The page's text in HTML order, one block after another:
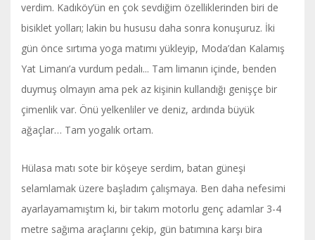
verdim. Kadıköy’ün en çok sevdiğim özelliklerinden biri de
bisiklet yolları; lakin bu hususu daha sonra konuşuruz. İki
gün önce sırtıma yoga matımı yükleyip, Moda’dan Kalamış
Yat Limanı’a vurdum pedalı... Tam limanın içinde, benden
duymuş olmayın ama pek az kişinin kullandığı genişçe bir
çimenlik var. Önü yelkenliler ve deniz, ardında büyük
ağaçlar… Tam yogalık ortam.
Hülasa matı sote bir köşeye serdim, batan güneşi
selamlamak üzere başladım çalışmaya. Ben daha nefesimi
ayarlayamamıştım ki, bir takım motorlu genç adamlar 3-4
metre sağıma araçlarını çekip, gün batımına karşı bira